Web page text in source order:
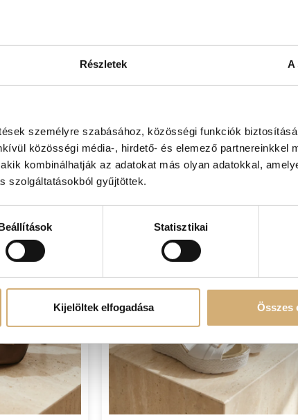
Részletek A
személyre szabásához, közösségi funkciók
közösségi média-, hirdető- és elemező partnereinkkel
kombinálhatják az adatokat más olyan adatokkal,
szolgáltatásokból gyűjtöttek.
Statisztikai
Kijelöltek elfogadása Összes
Címke Lux by Dessi